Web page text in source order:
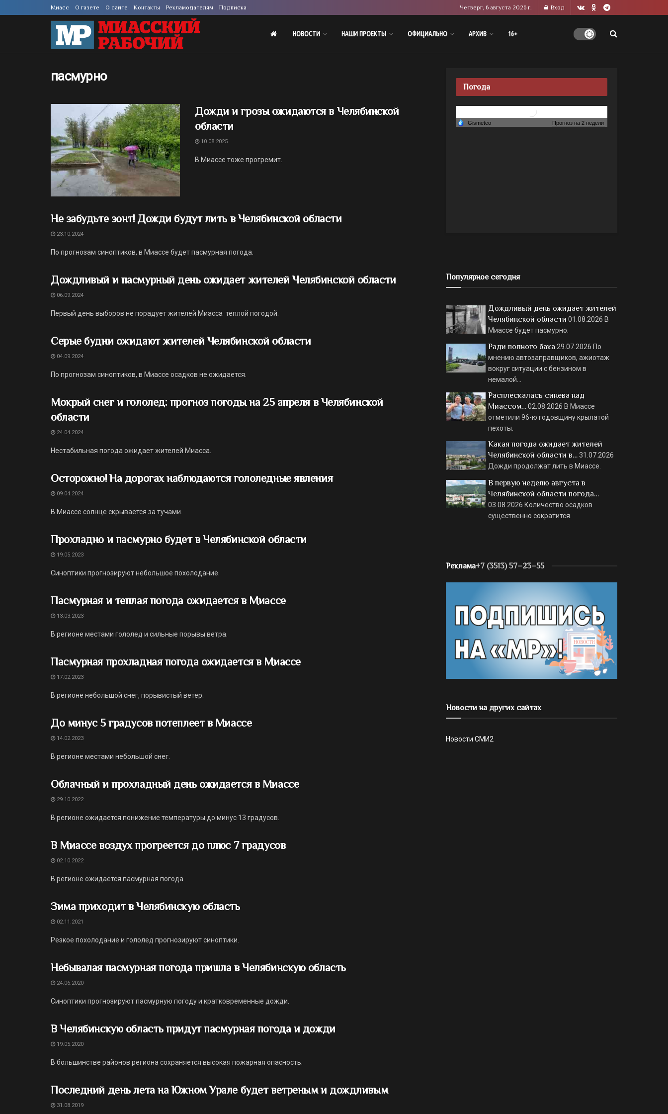
Миасс О газете О сайте Контакты Рекламодателям Подписка Четверг, 6 августа 2026 г. Вход
НОВОСТИ НАШИ ПРОЕКТЫ ОФИЦИАЛЬНО АРХИВ 16+
пасмурно
Дожди и грозы ожидаются в Челябинской
области
10.08.2025
В Миассе тоже прогремит.
Не забудьте зонт! Дожди будут лить в Челябинской области
23.10.2024
По прогнозам синоптиков, в Миассе будет пасмурная погода.
Дождливый и пасмурный день ожидает жителей Челябинской области
06.09.2024
Первый день выборов не порадует жителей Миасса теплой погодой.
Серые будни ожидают жителей Челябинской области
04.09.2024
По прогнозам синоптиков, в Миассе осадков не ожидается.
Мокрый снег и гололед: прогноз погоды на 25 апреля в Челябинской
области
24.04.2024
Нестабильная погода ожидает жителей Миасса.
Осторожно! На дорогах наблюдаются гололедные явления
09.04.2024
В Миассе солнце скрывается за тучами.
Прохладно и пасмурно будет в Челябинской области
19.05.2023
Синоптики прогнозируют небольшое похолодание.
Пасмурная и теплая погода ожидается в Миассе
13.03.2023
В регионе местами гололед и сильные порывы ветра.
Пасмурная прохладная погода ожидается в Миассе
17.02.2023
В регионе небольшой снег, порывистый ветер.
До минус 5 градусов потеплеет в Миассе
14.02.2023
В регионе местами небольшой снег.
Облачный и прохладный день ожидается в Миассе
29.10.2022
В регионе ожидается понижение температуры до минус 13 градусов.
В Миассе воздух прогреется до плюс 7 градусов
02.10.2022
В регионе ожидается пасмурная погода.
Зима приходит в Челябинскую область
02.11.2021
Резкое похолодание и гололед прогнозируют синоптики.
Небывалая пасмурная погода пришла в Челябинскую область
24.06.2020
Синоптики прогнозируют пасмурную погоду и кратковременные дожди.
В Челябинскую область придут пасмурная погода и дожди
19.05.2020
В большинстве районов региона сохраняется высокая пожарная опасность.
Последний день лета на Южном Урале будет ветреным и дождливым
31.08.2019
Погода
Популярное сегодня
Дождливый день ожидает жителей
Челябинской области 01.08.2026 В
Миассе будет пасмурно.
Ради полного бака 29.07.2026 По
мнению автозаправщиков, ажиотаж
вокруг ситуации с бензином в
немалой…
Расплескалась синева над
Миассом…02.08.2026 В Миассе
отметили 96-ю годовщину крылатой
пехоты.
Какая погода ожидает жителей
Челябинской области в…31.07.2026
Дожди продолжат лить в Миассе.
В первую неделю августа в
Челябинской области погода…
03.08.2026 Количество осадков
существенно сократится.
Реклама+7 (3513) 57–23–55
Новости на других сайтах
Новости СМИ2